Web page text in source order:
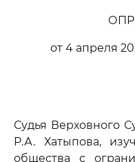
от 4 апреля
Судья Верховного
Р.А. Хатыпова,
общества с